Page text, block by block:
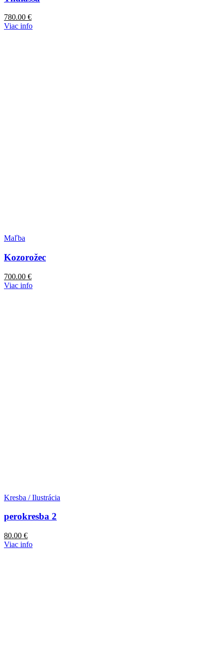
780.00 €
Viac info
Maľba
Kozorožec
700.00 €
Viac info
Kresba / Ilustrácia
perokresba 2
80.00 €
Viac info